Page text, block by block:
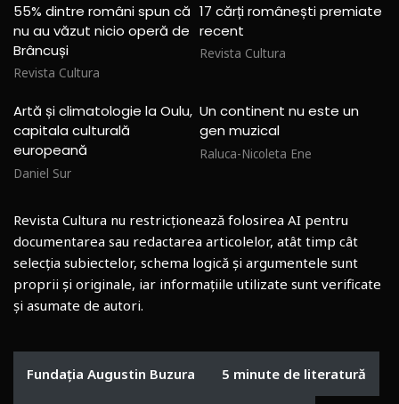
55% dintre români spun că
nu au văzut nicio operă de
Brâncuși
Revista Cultura
17 cărți românești premiate
recent
Revista Cultura
Artă și climatologie la Oulu,
capitala culturală
europeană
Daniel Sur
Un continent nu este un
gen muzical
Raluca-Nicoleta Ene
Revista Cultura nu restricționează folosirea AI pentru
documentarea sau redactarea articolelor, atât timp cât
selecția subiectelor, schema logică și argumentele sunt
proprii și originale, iar informațiile utilizate sunt verificate
și asumate de autori.
Fundația Augustin Buzura 5 minute de literatură